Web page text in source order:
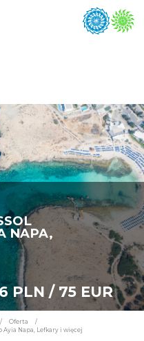
NAPA,
PLN / 75 EUR
/ Oferta
/
Napa, Lefkary i więcej